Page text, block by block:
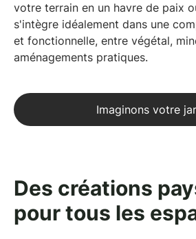
votre terrain en un havre de paix
s'intègre idéalement dans une
et fonctionnelle, entre végétal,
aménagements pratiques.
Imaginons votre
Des créations
pour tous les